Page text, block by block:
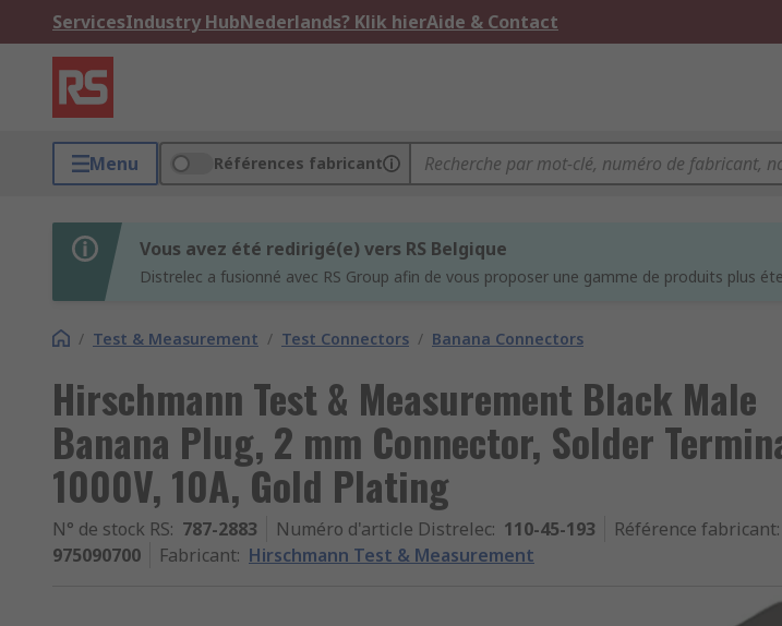
ServicesIndustry HubNederlands? Klik hierAide & Contact
Menu Références fabricant
Vous avez été redirigé(e) vers RS Belgique
Distrelec a fusionné avec RS Group afin de vous proposer une gamme de produits plus
/ Test & Measurement / Test Connectors / Banana Connectors
Hirschmann Test & Measurement Black Male
Banana Plug, 2 mm Connector, Solder
1000V, 10A, Gold Plating
N° de stock RS: 787-2883 Numéro d'article Distrelec: 110-45-193 Référence fabricant:
975090700
Fabricant: Hirschmann Test & Measurement